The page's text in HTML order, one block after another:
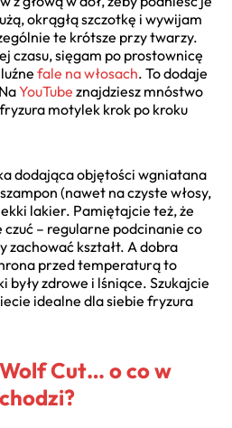
okrągłą szczotkę i wywijam
te krótsze przy twarzy.
czasu, sięgam po prostownicę
fale na włosach. To dodaje
YouTube znajdziesz mnóstwo
motylek krok po kroku
dodająca objętości wgniatana
(nawet na czyste włosy,
lakier. Pamiętajcie też, że
– regularne podcinanie co
zachować kształt. A dobra
przed temperaturą to
były zdrowe i lśniące. Szukajcie
idealne dla siebie fryzura
Cut… o co w